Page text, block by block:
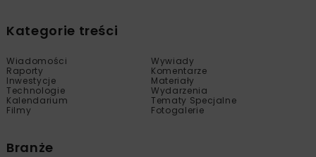
Kategorie treści
Wiadomości
Wywiady
Raporty
Komentarze
Inwestycje
Materiały
Technologie
Wydarzenia
Kalendarium
Tematy Specjalne
Filmy
Fotogalerie
Branże